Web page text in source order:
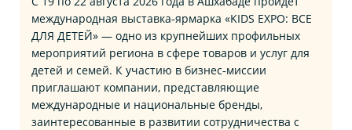
международная выставка‑ярмарка «KIDS EXPO: ВСЕ
ДЛЯ ДЕТЕЙ» — одно из крупнейших профильных
мероприятий региона в сфере товаров и услуг для
детей и семей. К участию в бизнес‑миссии
приглашают компании, представляющие
международные и национальные бренды,
заинтересованные в развитии сотрудничества с